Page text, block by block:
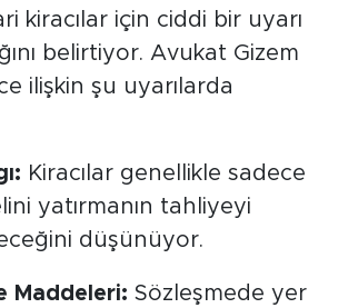
kiracılar için ciddi bir uyarı
belirtiyor. Avukat Gizem
ilişkin şu uyarılarda
Kiracılar genellikle sadece
yatırmanın tahliyeyi
düşünüyor.
Maddeleri: Sözleşmede yer